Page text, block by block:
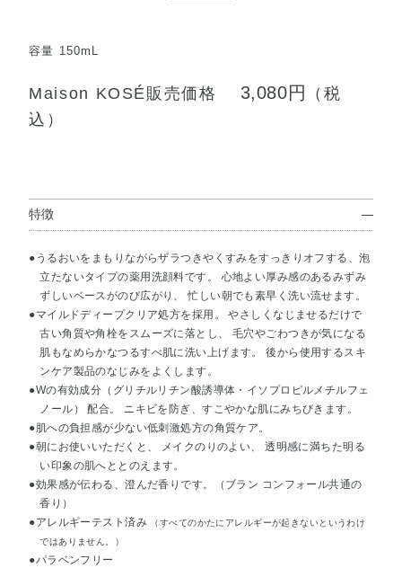
容量 150mL
Maison KOSÉ販売価格 3,080円
（税
込）
特徴
●うるおいをまもりながらザラつきやくすみをすっきりオフする、泡
立たないタイプの薬用洗顔料です。 心地よい厚み感のあるみずみ
ずしいベースがのび広がり、 忙しい朝でも素早く洗い流せます。
●マイルドディープクリア処方を採用。 やさしくなじませるだけで
古い角質や角栓をスムーズに落とし、 毛穴やごわつきが気になる
肌もなめらかなつるすべ肌に洗い上げます。 後から使用するスキ
ンケア製品のなじみをよくします。
●Wの有効成分（グリチルリチン酸誘導体・イソプロピルメチルフェ
ノール） 配合。 ニキビを防ぎ、すこやかな肌にみちびきます。
●肌への負担感が少ない低刺激処方の角質ケア。
●朝にお使いいただくと、 メイクのりのよい、 透明感に満ちた明る
い印象の肌へととのえます。
●効果感が伝わる、澄んだ香りです。（ブラン コンフォール共通の
香り）
●アレルギーテスト済み
（すべてのかたにアレルギーが起きないというわけ
ではありません。）
●パラベンフリー